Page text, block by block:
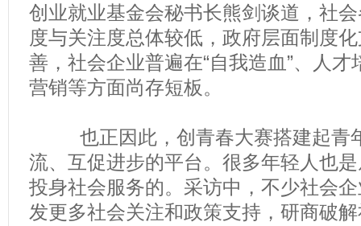
创业就业基金会秘书长熊剑谈道，社
度与关注度总体较低，政府层面制度
善，社会企业普遍在“自我造血”、人
营销等方面尚存短板。
也正因此，创青春大赛搭建起青
流、互促进步的平台。很多年轻人也
投身社会服务的。采访中，不少社会
发更多社会关注和政策支持，研商破